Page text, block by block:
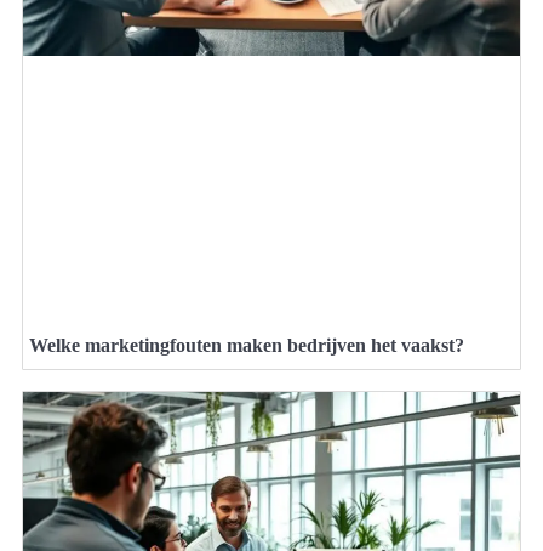
Welke marketingfouten maken bedrijven het vaakst?